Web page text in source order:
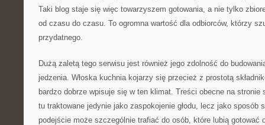
Taki blog staje się więc towarzyszem gotowania, a nie tylko
od czasu do czasu. To ogromna wartość dla odbiorców, którzy
przydatnego.
Dużą zaletą tego serwisu jest również jego zdolność do
jedzenia. Włoska kuchnia kojarzy się przecież z prostotą
bardzo dobrze wpisuje się w ten klimat. Treści obecne na stronie
tu traktowane jedynie jako zaspokojenie głodu, lecz jako sposób
podejście może szczególnie trafiać do osób, które lubią gotować